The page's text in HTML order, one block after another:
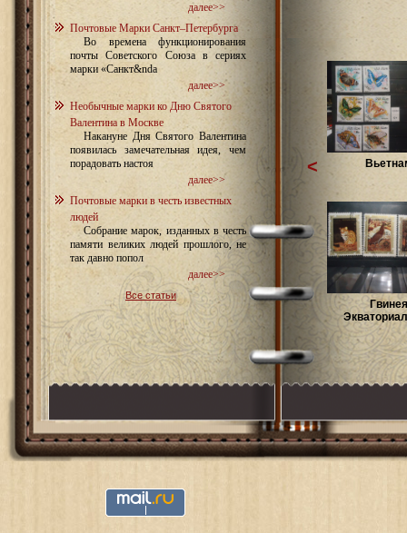
далее>>
Почтовые Марки Санкт–Петербурга
Во времена функционирования
почты Советского Союза в сериях
марки «Санкт&nda
далее>>
Необычные марки ко Дню Святого
Валентина в Москве
Накануне Дня Святого Валентина
появилась замечательная идея, чем
порадовать настоя
далее>>
Почтовые марки в честь известных
людей
Собрание марок, изданных в честь
памяти великих людей прошлого, не
так давно попол
далее>>
Все статьи
Гвинея
<